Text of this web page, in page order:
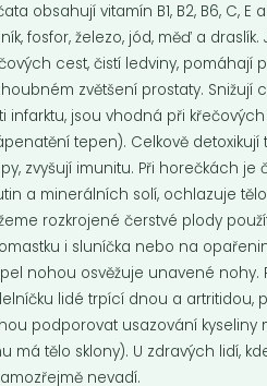
Kč
obsahují vitamín B1, B2, B6, C,
fosfor, železo, jód, měď a
cest, čistí ledviny, pomáhají
zvětšení prostaty. Snižují
infarktu, jsou vhodná při
tepen). Celkově
zvyšují imunitu. Při horečkách je
a minerálních solí, ochlazuje
rozkrojené čerstvé plody
i sluníčka nebo na
nohou osvěžuje unavené
lidé trpící dnou a artritidou,
podporovat usazování kyseliny
má tělo sklony). U zdravých lidí,
nevadí.